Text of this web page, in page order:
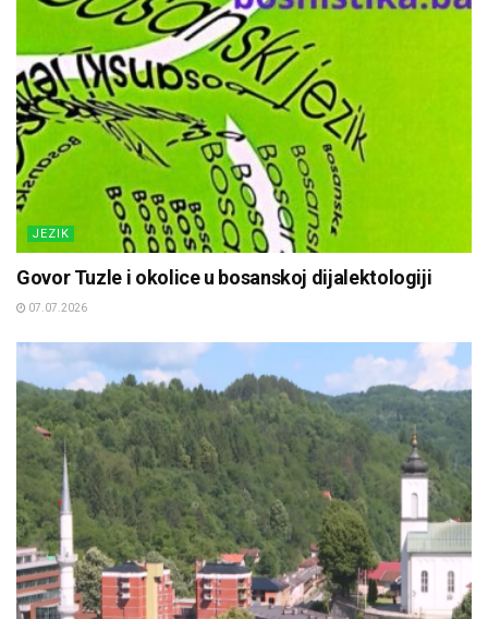
JEZIK
Govor Tuzle i okolice u bosanskoj dijalektologiji
07.07.2026